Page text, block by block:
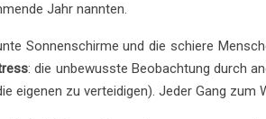
Jahr nannten.
Sonnenschirme und die schiere
: die unbewusste Beobachtung durch
eigenen zu verteidigen). Jeder Gang zum